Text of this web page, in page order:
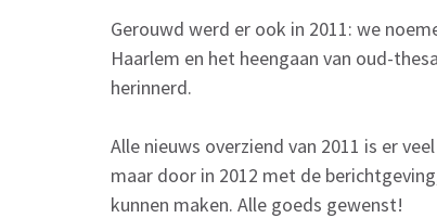
Gerouwd werd er ook in 2011: we
Haarlem en het heengaan van oud-
herinnerd.
Alle nieuws overziend van 2011 is er
maar door in 2012 met de
kunnen maken. Alle goeds gewenst!